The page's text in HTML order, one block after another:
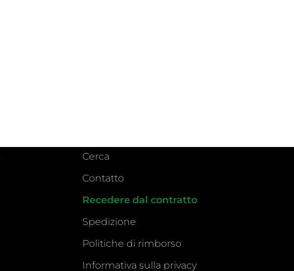
Cerca
Contatto
Recedere dal contratto
Spedizione
Politiche di rimborso
Informativa sulla privacy